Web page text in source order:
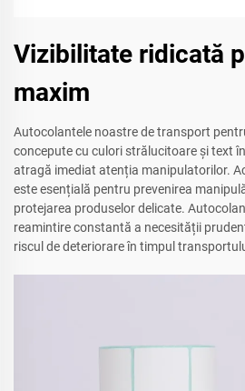
Vizibilitate ridicată
maxim
Autocolantele noastre de transport
concepute cu culori strălucitoare și text
atragă imediat atenția manipulatorilor.
este esențială pentru prevenirea
protejarea produselor delicate.
reamintire constantă a necesității
riscul de deteriorare în timpul